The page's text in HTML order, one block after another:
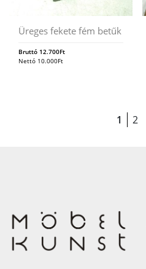
Üreges fekete fém betűk
Bruttó 12.700Ft
Nettó 10.000Ft
1 2